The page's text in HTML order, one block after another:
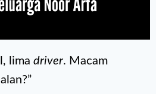
lima driver. Macam